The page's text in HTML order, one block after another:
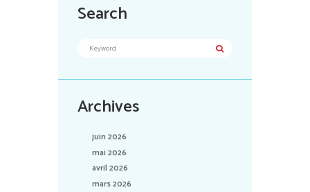
Search
Archives
juin 2026
mai 2026
avril 2026
mars 2026